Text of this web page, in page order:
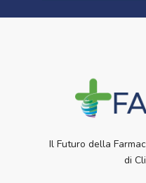
Il Futuro della
di